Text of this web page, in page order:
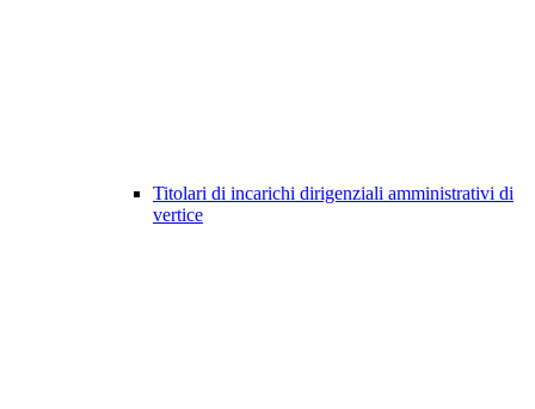
Titolari di incarichi dirigenziali amministrativi di
vertice